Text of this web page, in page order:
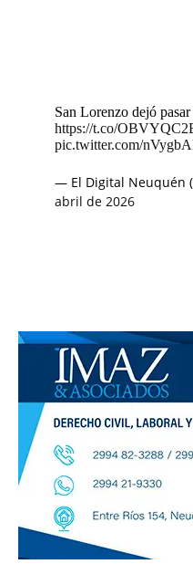
San Lorenzo dejó
https://t.co/
pic.twitter.com/
— El Digital Neuquén
abril de 2026